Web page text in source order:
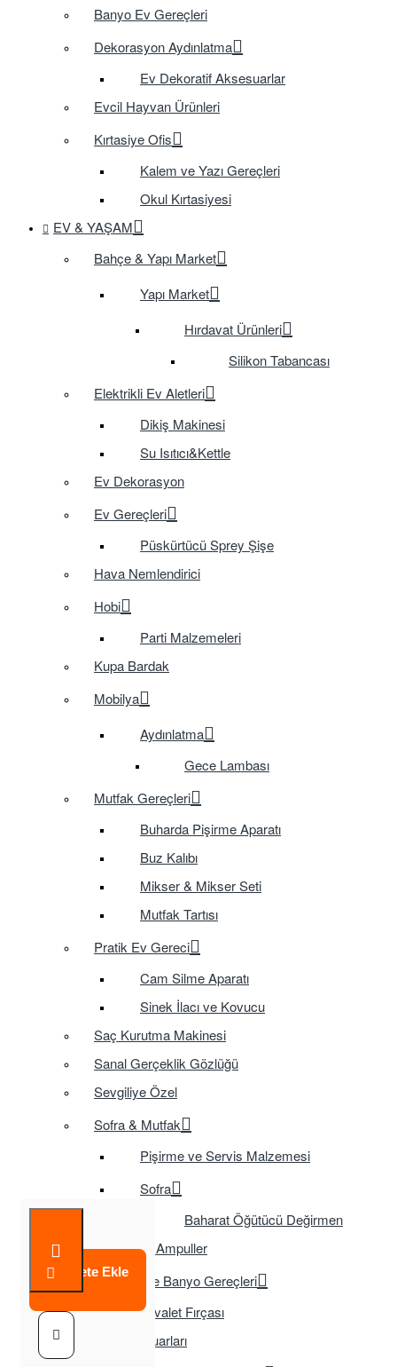
Banyo Ev Gereçleri
Dekorasyon Aydınlatma
Ev Dekoratif Aksesuarlar
Evcil Hayvan Ürünleri
Kırtasiye Ofis
Kalem ve Yazı Gereçleri
Okul Kırtasiyesi
EV & YAŞAM
Bahçe & Yapı Market
Yapı Market
Hırdavat Ürünleri
Silikon Tabancası
Elektrikli Ev Aletleri
Dikiş Makinesi
Su Isıtıcı&Kettle
Ev Dekorasyon
Ev Gereçleri
Püskürtücü Sprey Şişe
Hava Nemlendirici
Hobi
Parti Malzemeleri
Kupa Bardak
Mobilya
Aydınlatma
Gece Lambası
Mutfak Gereçleri
Buharda Pişirme Aparatı
Buz Kalıbı
Mikser & Mikser Seti
Mutfak Tartısı
Pratik Ev Gereci
Cam Silme Aparatı
Sinek İlacı ve Kovucu
Saç Kurutma Makinesi
Sanal Gerçeklik Gözlüğü
Sevgiliye Özel
Sofra & Mutfak
Pişirme ve Servis Malzemesi
Sofra
Baharat Öğütücü Değirmen
Tasarruflu Ampuller
Temizlik ve Banyo Gereçleri
Tuvalet Fırçası
TV Aksesuarları
Sepete Ekle